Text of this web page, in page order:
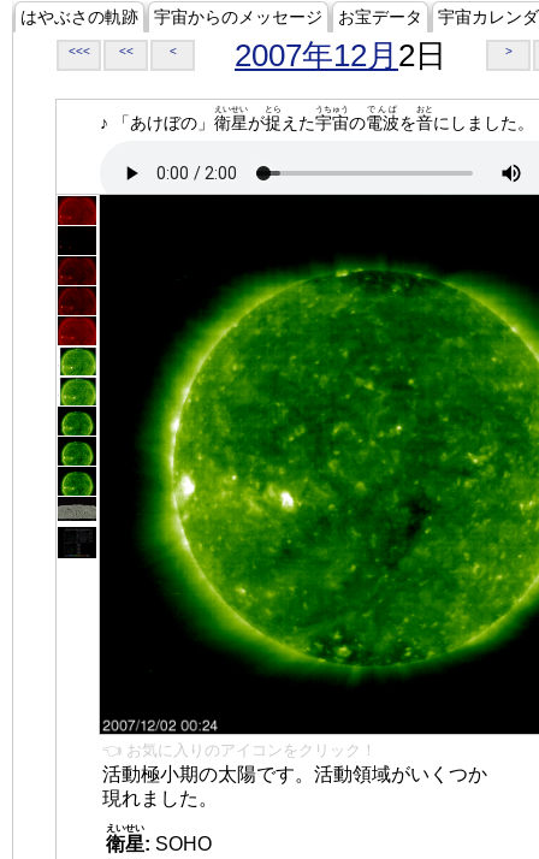
はやぶさの軌跡 宇宙からのメッセージ お宝データ 宇宙カレン
<<< << < 2007年12月 2日 >
♪ 「あけぼの」 衛星
えいせい
が捉
とら
えた宇宙
うちゅう
の電波
でんぱ
を音
おと
にしました。
👈 お気に入りのアイコンをクリック！
活動極小期の太陽です。活動領域がいくつか
現れました。
衛星
えいせい
: SOHO